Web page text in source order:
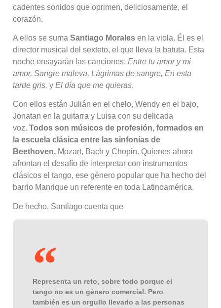
cadentes sonidos que oprimen, deliciosamente, el
corazón.
A ellos se suma Santiago Morales en la viola. Él es el
director musical del sexteto, el que lleva la batuta. Esta
noche ensayarán las canciones, Entre tu amor y mi
amor, Sangre maleva, Lágrimas de sangre, En esta
tarde gris, y El día que me quieras.
Con ellos están Julián en el chelo, Wendy en el bajo,
Jonatan en la guitarra y Luisa con su delicada
voz. Todos son músicos de profesión, formados en
la escuela clásica entre las sinfonías de
Beethoven, Mozart, Bach y Chopin. Quienes ahora
afrontan el desafío de interpretar con instrumentos
clásicos el tango, ese género popular que ha hecho del
barrio Manrique un referente en toda Latinoamérica.
De hecho, Santiago cuenta que
Representa un reto, sobre todo porque el
tango no es un género comercial. Pero
también es un orgullo llevarlo a las personas